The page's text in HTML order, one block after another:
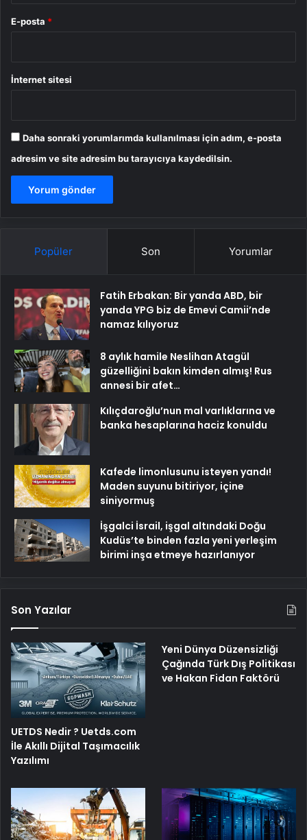
E-posta *
İnternet sitesi
Daha sonraki yorumlarımda kullanılması için adım, e-posta
adresim ve site adresim bu tarayıcıya kaydedilsin.
Popüler Son Yorumlar
Fatih Erbakan: Bir yanda ABD, bir
yanda YPG biz de Emevi Camii’nde
namaz kılıyoruz
8 aylık hamile Neslihan Atagül
güzelliğini bakın kimden almış! Rus
annesi bir afet…
Kılıçdaroğlu’nun mal varlıklarına ve
banka hesaplarına haciz konuldu
Kafede limonlusunu isteyen yandı!
Maden suyunu bitiriyor, içine
siniyormuş
İşgalci İsrail, işgal altındaki Doğu
Kudüs’te binden fazla yeni yerleşim
birimi inşa etmeye hazırlanıyor
Son Yazılar
UETDS Nedir ? Uetds.com
İle Akıllı Dijital Taşımacılık
Yazılımı
Yeni Dünya Düzensizliği
Çağında Türk Dış Politikası
ve Hakan Fidan Faktörü